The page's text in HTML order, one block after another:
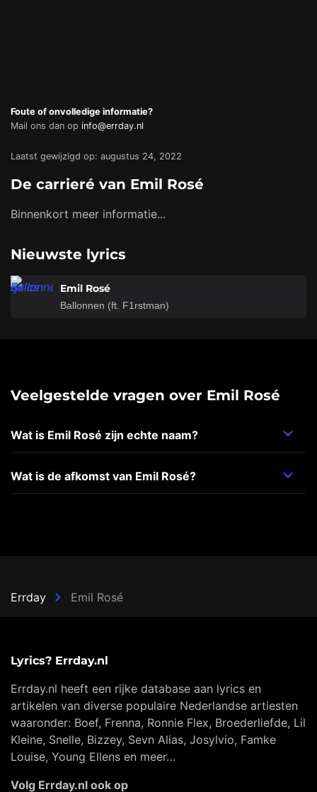
Foute of onvolledige informatie?
Mail ons dan op info@errday.nl
Laatst gewijzigd op: augustus 24, 2022
De carrieré van Emil Rosé
Binnenkort meer informatie...
Nieuwste lyrics
Emil Rosé
Ballonnen (ft. F1rstman)
Veelgestelde vragen over Emil Rosé
Wat is Emil Rosé zijn echte naam?
Wat is de afkomst van Emil Rosé?
Errday Emil Rosé
Lyrics? Errday.nl
Errday.nl heeft een rijke database aan lyrics en
artikelen van diverse populaire Nederlandse artiesten
waaronder: Boef, Frenna, Ronnie Flex, Broederliefde, Lil
Kleine, Snelle, Bizzey, Sevn Alias, Josylvio, Famke
Louise, Young Ellens en meer…
Volg Errday.nl ook op